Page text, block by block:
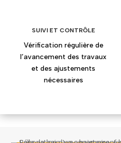
SUIVI ET CONTRÔLE
Vérification régulière de
l’avancement des travaux
et des ajustements
nécessaires